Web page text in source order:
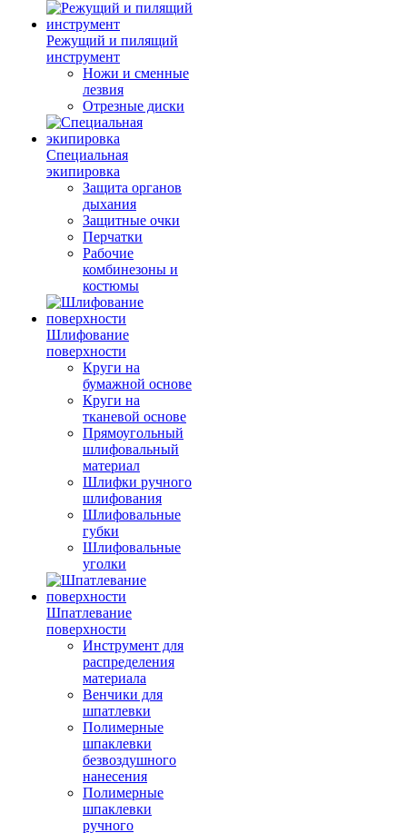
Режущий и пилящий
инструмент
Ножи и сменные
лезвия
Отрезные диски
Специальная
экипировка
Защита органов
дыхания
Защитные очки
Перчатки
Рабочие
комбинезоны и
костюмы
Шлифование
поверхности
Круги на
бумажной основе
Круги на
тканевой основе
Прямоугольный
шлифовальный
материал
Шлифки ручного
шлифования
Шлифовальные
губки
Шлифовальные
уголки
Шпатлевание
поверхности
Инструмент для
распределения
материала
Венчики для
шпатлевки
Полимерные
шпаклевки
безвоздушного
нанесения
Полимерные
шпаклевки
ручного